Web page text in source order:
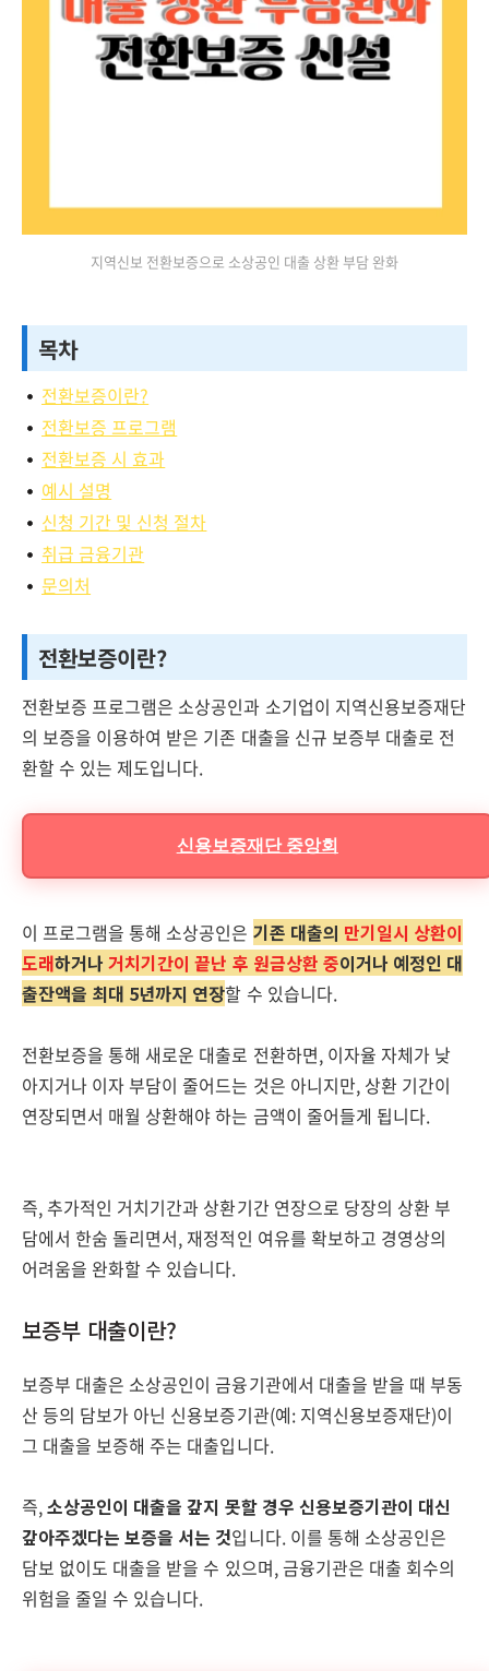
지역신보 전환보증으로 소상공인 대출 상환 부담 완화
목차
전환보증이란?
전환보증 프로그램
전환보증 시 효과
예시 설명
신청 기간 및 신청 절차
취급 금융기관
문의처
전환보증이란?
전환보증 프로그램은 소상공인과 소기업이 지역신용보증재단
의 보증을 이용하여 받은 기존 대출을 신규 보증부 대출로 전
환할 수 있는 제도입니다.
신용보증재단 중앙회
이 프로그램을 통해 소상공인은 기존 대출의 만기일시 상환이
도래하거나거치기간이 끝난 후 원금상환 중이거나 예정인 대
출잔액을 최대 5년까지 연장할 수 있습니다.
전환보증을 통해 새로운 대출로 전환하면, 이자율 자체가 낮
아지거나 이자 부담이 줄어드는 것은 아니지만, 상환 기간이
연장되면서 매월 상환해야 하는 금액이 줄어들게 됩니다.
즉, 추가적인 거치기간과 상환기간 연장으로 당장의 상환 부
담에서 한숨 돌리면서, 재정적인 여유를 확보하고 경영상의
어려움을 완화할 수 있습니다.
보증부 대출이란?
보증부 대출은 소상공인이 금융기관에서 대출을 받을 때 부동
산 등의 담보가 아닌 신용보증기관(예: 지역신용보증재단)이
그 대출을 보증해 주는 대출입니다.
즉,소상공인이 대출을 갚지 못할 경우 신용보증기관이 대신
갚아주겠다는 보증을 서는 것입니다. 이를 통해 소상공인은
담보 없이도 대출을 받을 수 있으며, 금융기관은 대출 회수의
위험을 줄일 수 있습니다.